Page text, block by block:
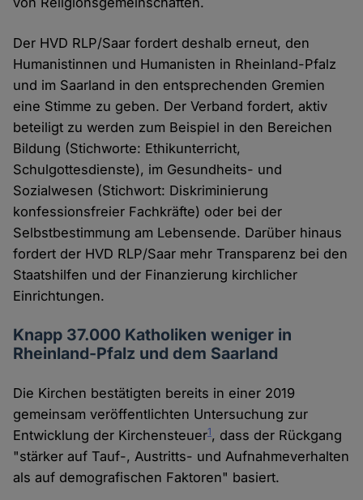
Der HVD RLP/Saar fordert deshalb erneut, den
Humanistinnen und Humanisten in Rheinland-Pfalz
und im Saarland in den entsprechenden Gremien
eine Stimme zu geben. Der Verband fordert, aktiv
beteiligt zu werden zum Beispiel in den Bereichen
Bildung (Stichworte: Ethikunterricht,
Schulgottesdienste), im Gesundheits- und
Sozialwesen (Stichwort: Diskriminierung
konfessionsfreier Fachkräfte) oder bei der
Selbstbestimmung am Lebensende. Darüber hinaus
fordert der HVD RLP/Saar mehr Transparenz bei den
Staatshilfen und der Finanzierung kirchlicher
Einrichtungen.
Knapp 37.000 Katholiken weniger in
Rheinland-Pfalz und dem Saarland
Die Kirchen bestätigten bereits in einer 2019
gemeinsam veröffentlichten Untersuchung zur
Entwicklung der Kirchensteuer1, dass der Rückgang
"stärker auf Tauf-, Austritts- und Aufnahmeverhalten
als auf demografischen Faktoren" basiert.